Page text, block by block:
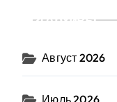
Архивы
Август 2026
Июль 2026